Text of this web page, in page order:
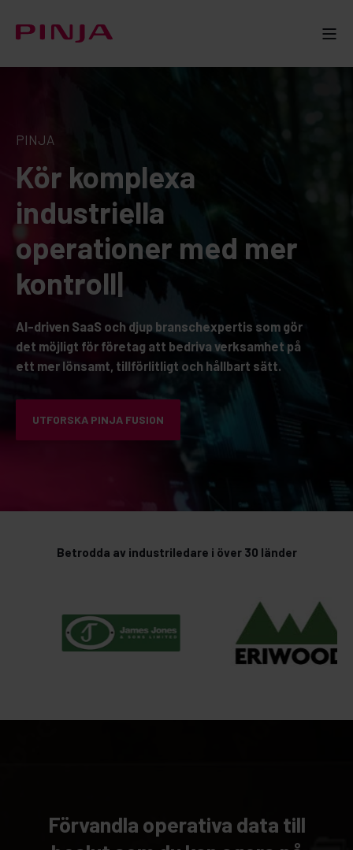
PINJA
Kör komplexa
industriella
operationer med mer
|
AI-driven SaaS och djup branschexpertis som gör
det möjligt för företag att bedriva verksamhet på
ett mer lönsamt, tillförlitligt och hållbart sätt.
UTFORSKA PINJA FUSION
Betrodda av industriledare i över 30 länder
Förvandla operativa data till